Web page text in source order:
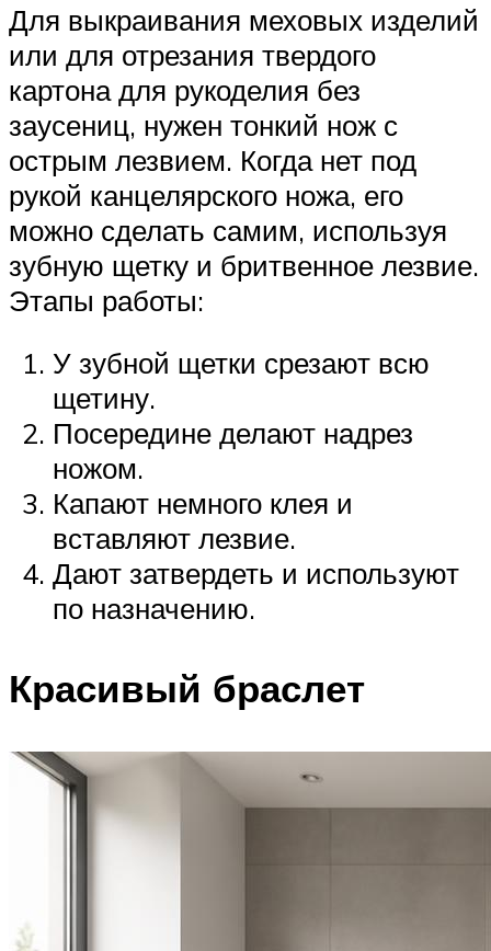
Для выкраивания меховых изделий
или для отрезания твердого
картона для рукоделия без
заусениц, нужен тонкий нож с
острым лезвием. Когда нет под
рукой канцелярского ножа, его
можно сделать самим, используя
зубную щетку и бритвенное лезвие.
Этапы работы:
У зубной щетки срезают всю
щетину.
Посередине делают надрез
ножом.
Капают немного клея и
вставляют лезвие.
Дают затвердеть и используют
по назначению.
Красивый браслет